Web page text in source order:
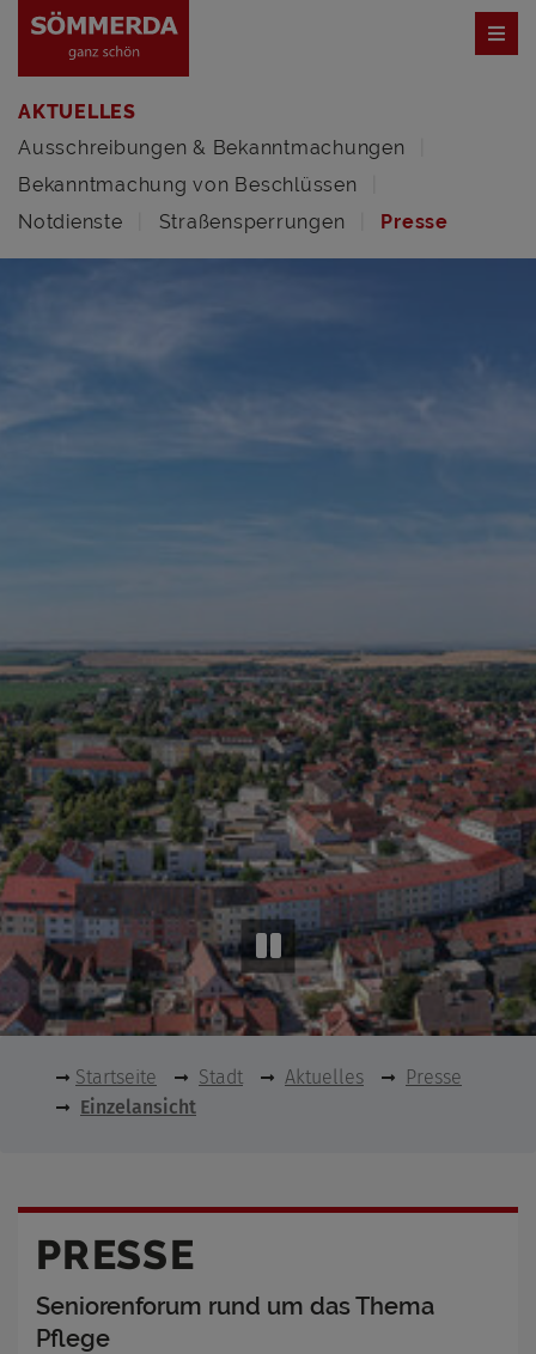
AKTUELLES
Ausschreibungen & Bekanntmachungen
Bekanntmachung von Beschlüssen
Notdienste
Straßensperrungen Presse
Startseite Stadt Aktuelles
Presse
Einzelansicht
PRESSE
Seniorenforum rund um das Thema
Pflege